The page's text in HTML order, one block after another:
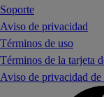
Soporte
Aviso de privacidad
Términos de uso
Términos de la tarjeta
Aviso de privacidad